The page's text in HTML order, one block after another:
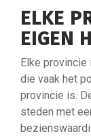
ELKE
EIGEN
Elke
die vaak het
provincie is.
steden met